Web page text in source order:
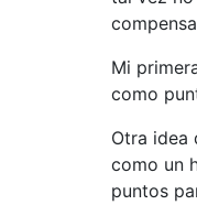
Mi
como
Otra idea
como un
puntos